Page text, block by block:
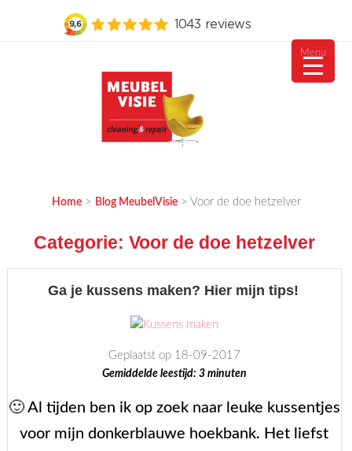
Home> Blog MeubelVisie> Voor de doe hetzelver
Categorie: Voor de doe hetzelver
Ga je kussens maken? Hier mijn tips!
Geplaatst op 18-09-2017
Gemiddelde leestijd: 3 minuten
🙂 Al tijden ben ik op zoek naar leuke kussentjes
voor mijn donkerblauwe hoekbank. Het liefst
Menu